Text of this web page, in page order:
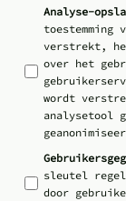
Analyse-
toestemming
verstrekt,
over het
wordt
analysetool
sleutel
door